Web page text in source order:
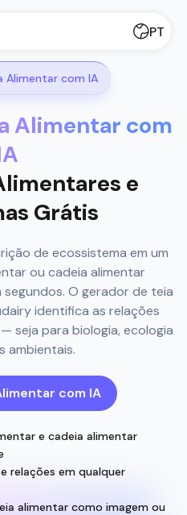
PT
Alimentar com IA
Alimentar com
e
Grátis
de ecossistema em um
ou cadeia alimentar
O gerador de teia
identifica as relações
seja para biologia, ecologia
ambientais.
com IA
e cadeia alimentar
relações em qualquer
alimentar como imagem ou